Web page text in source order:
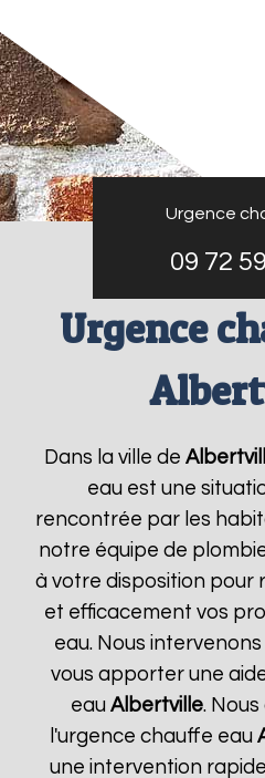
Urgence
09 72
Urgence
Dans la ville de
eau est une
rencontrée par les
notre équipe de
à votre disposition pour
et efficacement vos
eau. Nous
vous apporter une
eau Albertville.
l'urgence chauffe eau
une intervention